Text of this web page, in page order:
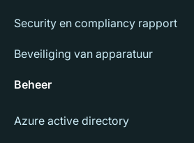
Security en compliancy rapport
Beveiliging van apparatuur
Beheer
Azure active directory